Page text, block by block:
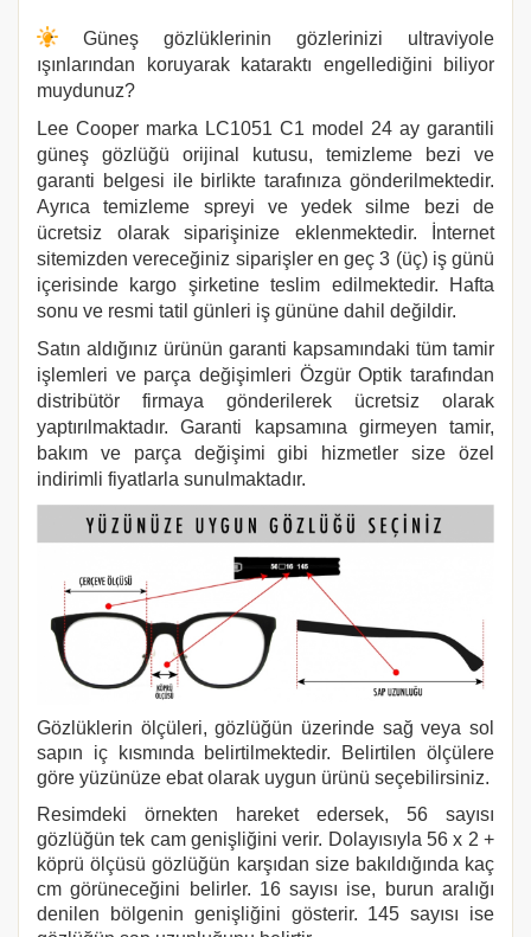
Güneş gözlüklerinin gözlerinizi ultraviyole
ışınlarından koruyarak kataraktı engellediğini biliyor
muydunuz?
Lee Cooper marka LC1051 C1 model 24 ay garantili
güneş gözlüğü orijinal kutusu, temizleme bezi ve
garanti belgesi ile birlikte tarafınıza gönderilmektedir.
Ayrıca temizleme spreyi ve yedek silme bezi de
ücretsiz olarak siparişinize eklenmektedir. İnternet
sitemizden vereceğiniz siparişler en geç 3 (üç) iş günü
içerisinde kargo şirketine teslim edilmektedir. Hafta
sonu ve resmi tatil günleri iş gününe dahil değildir.
Satın aldığınız ürünün garanti kapsamındaki tüm tamir
işlemleri ve parça değişimleri Özgür Optik tarafından
distribütör firmaya gönderilerek ücretsiz olarak
yaptırılmaktadır. Garanti kapsamına girmeyen tamir,
bakım ve parça değişimi gibi hizmetler size özel
indirimli fiyatlarla sunulmaktadır.
Gözlüklerin ölçüleri, gözlüğün üzerinde sağ veya sol
sapın iç kısmında belirtilmektedir. Belirtilen ölçülere
göre yüzünüze ebat olarak uygun ürünü seçebilirsiniz.
Resimdeki örnekten hareket edersek, 56 sayısı
gözlüğün tek cam genişliğini verir. Dolayısıyla 56 x 2 +
köprü ölçüsü gözlüğün karşıdan size bakıldığında kaç
cm görüneceğini belirler. 16 sayısı ise, burun aralığı
denilen bölgenin genişliğini gösterir. 145 sayısı ise